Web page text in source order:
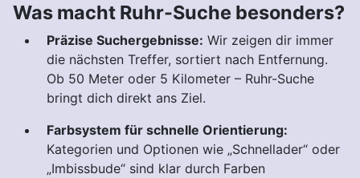
Was macht Ruhr-Suche besonders?
Präzise Suchergebnisse: Wir zeigen dir immer
die nächsten Treffer, sortiert nach Entfernung.
Ob 50 Meter oder 5 Kilometer – Ruhr-Suche
bringt dich direkt ans Ziel.
Farbsystem für schnelle Orientierung:
Kategorien und Optionen wie „Schnellader“ oder
„Imbissbude“ sind klar durch Farben